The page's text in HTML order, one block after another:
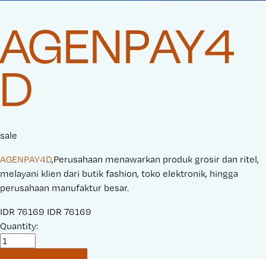
AGENPAY4
D
sale
AGENPAY4D,Perusahaan menawarkan produk grosir dan ritel,
melayani klien dari butik fashion, toko elektronik, hingga
perusahaan manufaktur besar.
S
a
IDR 76169 O
IDR 76169
Quantity: